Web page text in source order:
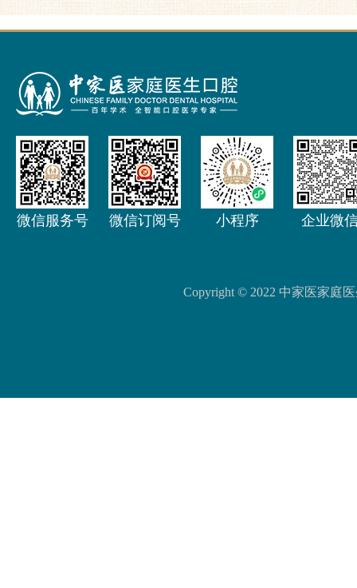
微信服务号 微信订阅号 小程序 企业微
Copyright © 2022 中家医家庭